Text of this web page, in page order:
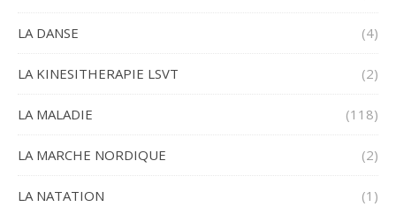
LA DANSE (4)
LA KINESITHERAPIE LSVT (2)
LA MALADIE (118)
LA MARCHE NORDIQUE (2)
LA NATATION (1)